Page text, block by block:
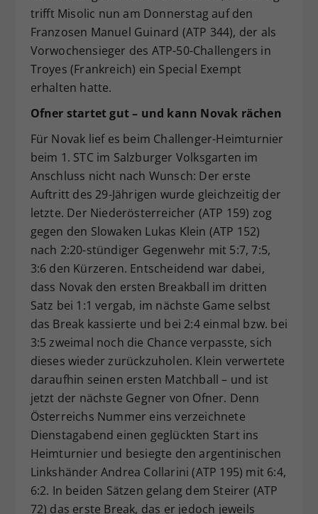
trifft Misolic nun am Donnerstag auf den
Franzosen Manuel Guinard (ATP 344), der als
Vorwochensieger des ATP-50-Challengers in
Troyes (Frankreich) ein Special Exempt
erhalten hatte.
Ofner startet gut – und kann Novak rächen
Für Novak lief es beim Challenger-Heimturnier
beim 1. STC im Salzburger Volksgarten im
Anschluss nicht nach Wunsch: Der erste
Auftritt des 29-Jährigen wurde gleichzeitig der
letzte. Der Niederösterreicher (ATP 159) zog
gegen den Slowaken Lukas Klein (ATP 152)
nach 2:20-stündiger Gegenwehr mit 5:7, 7:5,
3:6 den Kürzeren. Entscheidend war dabei,
dass Novak den ersten Breakball im dritten
Satz bei 1:1 vergab, im nächste Game selbst
das Break kassierte und bei 2:4 einmal bzw. bei
3:5 zweimal noch die Chance verpasste, sich
dieses wieder zurückzuholen. Klein verwertete
daraufhin seinen ersten Matchball – und ist
jetzt der nächste Gegner von Ofner. Denn
Österreichs Nummer eins verzeichnete
Dienstagabend einen geglückten Start ins
Heimturnier und besiegte den argentinischen
Linkshänder Andrea Collarini (ATP 195) mit 6:4,
6:2. In beiden Sätzen gelang dem Steirer (ATP
72) das erste Break, das er jedoch jeweils